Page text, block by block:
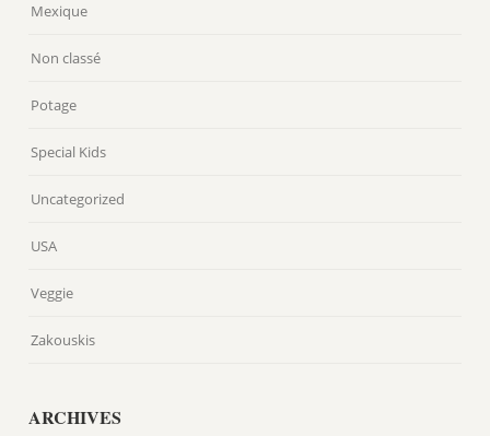
Mexique
Non classé
Potage
Special Kids
Uncategorized
USA
Veggie
Zakouskis
ARCHIVES